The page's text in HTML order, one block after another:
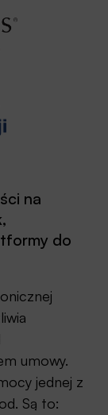
na
do
umowy.
jednej z
Są to: